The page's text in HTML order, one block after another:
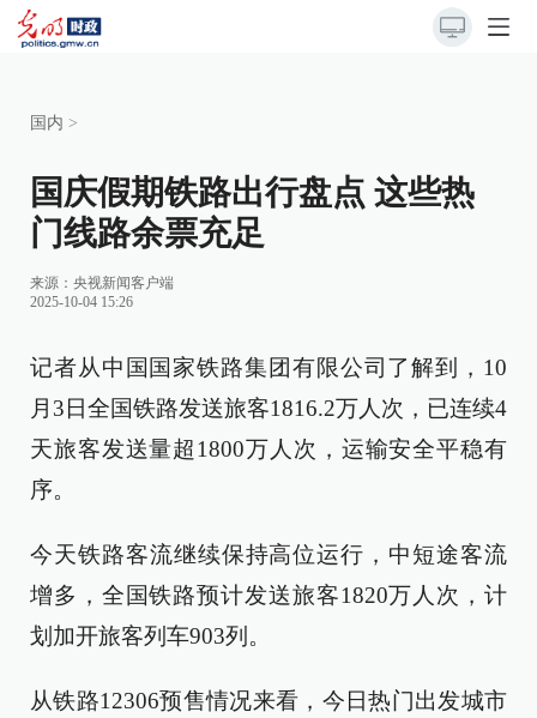
国内 >
国庆假期铁路出行盘点 这些热
门线路余票充足
来源： 央视新闻客户端
2025-10-04 15:26
记者从中国国家铁路集团有限公司了解到，10
月3日全国铁路发送旅客1816.2万人次，已连续4
天旅客发送量超1800万人次，运输安全平稳有
序。
今天铁路客流继续保持高位运行，中短途客流
增多，全国铁路预计发送旅客1820万人次，计
划加开旅客列车903列。
从铁路12306预售情况来看，今日热门出发城市